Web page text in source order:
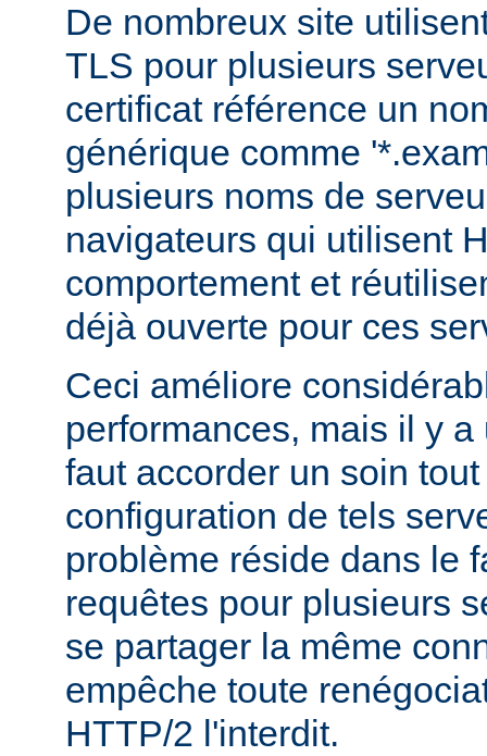
De nombreux site
TLS pour plusieurs
certificat référence un
générique comme
plusieurs noms de
navigateurs qui utilisent
comportement et
déjà ouverte pour ces
Ceci améliore
performances, mais il y
faut accorder un soin
configuration de tels
problème réside dans le
requêtes pour plusieurs
se partager la même
empêche toute
HTTP/2 l'interdit.